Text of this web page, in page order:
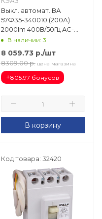
Выкл. автомат. ВА
57Ф35-340010 (200А)
2000Im 400В/50Гц AC-
УХЛ3 109314
В наличии: 3
8 059.73р./шт
8309.00 р. цена магазина
+805.97 бонусов
В корзину
Код товара: 32420